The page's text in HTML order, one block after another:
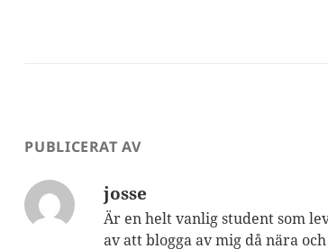
PUBLICERAT AV
josse
Är en helt vanlig student som
av att blogga av mig då nära